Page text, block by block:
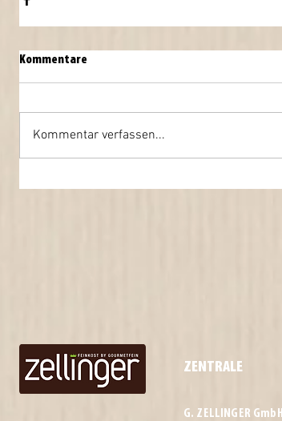
Kommentare
Kommentar verfassen...
ZENTRALE
G. ZELLINGER GmbH